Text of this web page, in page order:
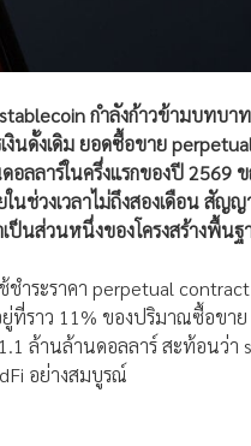
กำลังก้าวข้ามบทบา
เงินดั้งเดิม ยอดซื้อขาย
ลลาร์ในครึ่งแรกของปี 2569
นช่วงเวลาไม่ถึงสองเดือน สั
ป็นส่วนหนึ่งของโครงสร้างพื้นฐ
ชำระราคา perpetual
ยู่ที่ราว 11% ของปริมาณซื้อข
ล้านล้านดอลลาร์ สะท้อนว่า
อย่างสมบูรณ์